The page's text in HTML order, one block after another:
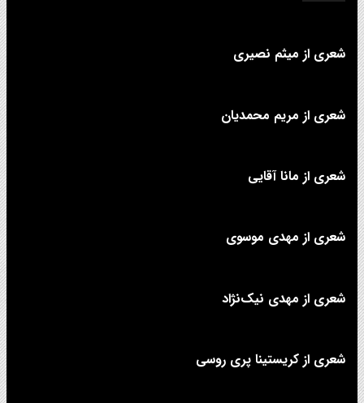
شعری از میثم نصیری
شعری از مریم محمدیان
شعری از مانا آقایی
شعری از مهدی موسوی
شعری از مهدی نیک‌نژاد
شعری از کریستینا پری روسی